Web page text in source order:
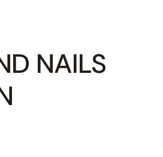
NAILS